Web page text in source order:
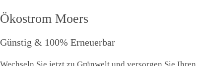
Ökostrom Moers
Günstig & 100% Erneuerbar